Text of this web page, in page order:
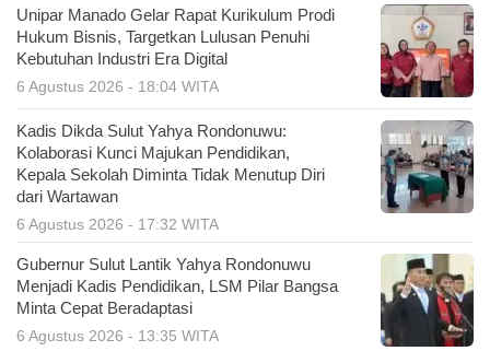
Unipar Manado Gelar Rapat Kurikulum Prodi
Hukum Bisnis, Targetkan Lulusan Penuhi
Kebutuhan Industri Era Digital
6 Agustus 2026 - 18:04 WITA
Kadis Dikda Sulut Yahya Rondonuwu:
Kolaborasi Kunci Majukan Pendidikan,
Kepala Sekolah Diminta Tidak Menutup Diri
dari Wartawan
6 Agustus 2026 - 17:32 WITA
Gubernur Sulut Lantik Yahya Rondonuwu
Menjadi Kadis Pendidikan, LSM Pilar Bangsa
Minta Cepat Beradaptasi
6 Agustus 2026 - 13:35 WITA